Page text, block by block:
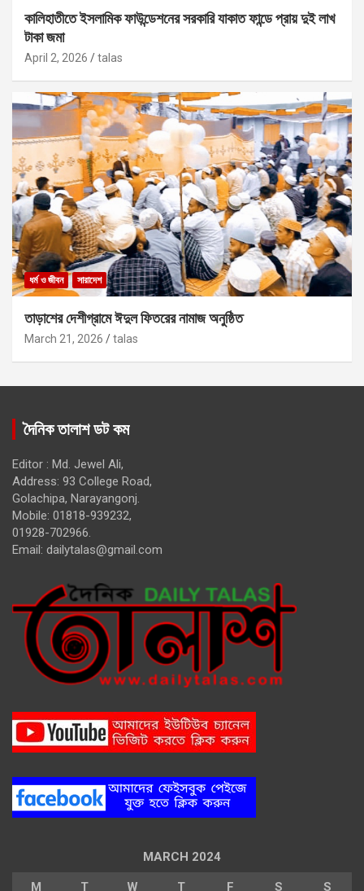
কালিহাতীতে ইসলামিক ফাউন্ডেশনের সরকারি যাকাত ফান্ডে প্রায় দুই লাখ
টাকা জমা
April 2, 2026 talas
ধর্ম ও জীবন সারাদেশ
তাড়াশের দেশীগ্রামে ঈদুল ফিতরের নামাজ অনুষ্ঠিত
March 21, 2026 talas
দৈনিক তালাশ ডট কম
Editor : Md. Jewel Ali,
Address: 93 College Road,
Golachipa, Narayangonj.
Mobile: 01818-939232,
01928-702966.
Email: dailytalas@gmail.com
MARCH 2024
M T W T F S S